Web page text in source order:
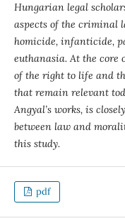
Hungarian legal
aspects of the criminal
homicide, infanticide,
euthanasia. At the
of the right to life and
that remain relevant
Angyal’s works, is
between law and
this study.
pdf